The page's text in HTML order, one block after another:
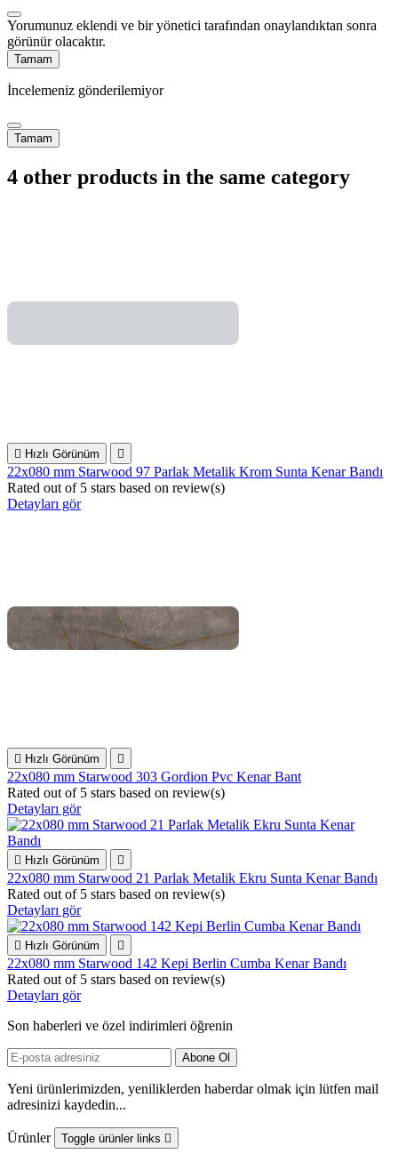
Yorumunuz eklendi ve bir yönetici tarafından onaylandıktan sonra
görünür olacaktır.
Tamam
İncelemeniz gönderilemiyor
Tamam
4 other products in the same category
 Hızlı Görünüm 
22x080 mm Starwood 97 Parlak Metalik Krom Sunta Kenar Bandı
Rated out of 5 stars based on review(s)
Detayları gör
 Hızlı Görünüm 
22x080 mm Starwood 303 Gordion Pvc Kenar Bant
Rated out of 5 stars based on review(s)
Detayları gör
 Hızlı Görünüm 
22x080 mm Starwood 21 Parlak Metalik Ekru Sunta Kenar Bandı
Rated out of 5 stars based on review(s)
Detayları gör
 Hızlı Görünüm 
22x080 mm Starwood 142 Kepi Berlin Cumba Kenar Bandı
Rated out of 5 stars based on review(s)
Detayları gör
Son haberleri ve özel indirimleri öğrenin
Yeni ürünlerimizden, yeniliklerden haberdar olmak için lütfen mail
adresinizi kaydedin...
Ürünler Toggle ürünler links 